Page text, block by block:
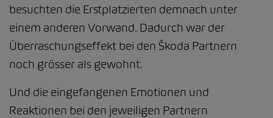
besuchten die Erstplatzierten demnach unter
einem anderen Vorwand. Dadurch war der
Überraschungseffekt bei den Škoda Partnern
noch grösser als gewohnt.
Und die eingefangenen Emotionen und
Reaktionen bei den jeweiligen Partnern